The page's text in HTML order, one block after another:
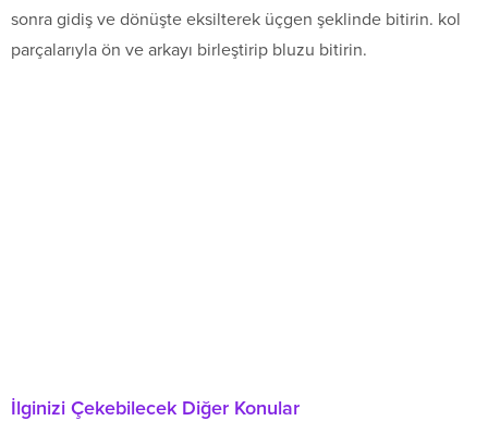
sonra gidiş ve dönüşte eksilterek üçgen şeklinde bitirin. kol
parçalarıyla ön ve arkayı birleştirip bluzu bitirin.
İlginizi Çekebilecek Diğer Konular